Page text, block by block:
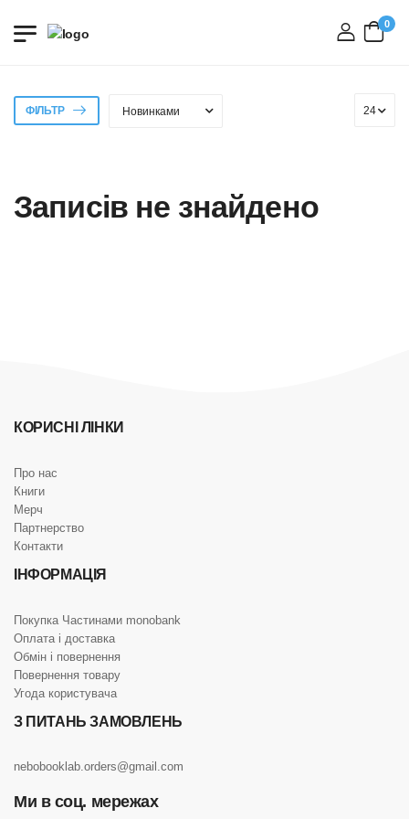
вхід
0
ФІЛЬТР
Записів не знайдено
КОРИСНІ ЛІНКИ
Про нас
Книги
Мерч
Партнерство
Контакти
ІНФОРМАЦІЯ
Покупка Частинами monobank
Оплата і доставка
Обмін і повернення
Повернення товару
Угода користувача
З ПИТАНЬ ЗАМОВЛЕНЬ
nebobooklab.orders@gmail.com
Ми в соц. мережах